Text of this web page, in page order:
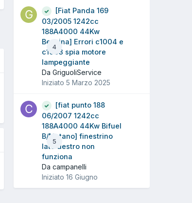
4
[Fiat Panda 169
03/2005 1242cc
188A4000 44Kw
Benzina] Errori c1004 e
c1003 spia motore
lampeggiante
Da GriguoliService
Iniziato 5 Marzo 2025
5
[fiat punto 188
06/2007 1242cc
188A4000 44Kw Bifuel
B/Metano] finestrino
lato destro non
funziona
Da campanelli
Iniziato 16 Giugno